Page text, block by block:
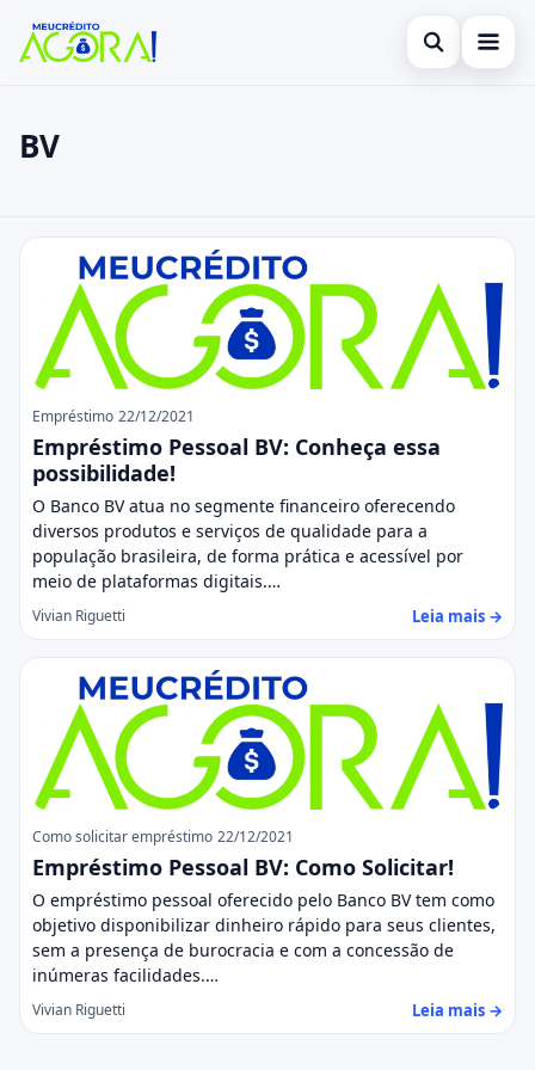
Abrir busca
Finanças
Legal
Pressione Enter para buscar ou ESC para fechar.
BV
BV
Empréstimo 22/12/2021
Empréstimo Pessoal BV: Conheça essa
possibilidade!
O Banco BV atua no segmente financeiro oferecendo
diversos produtos e serviços de qualidade para a
população brasileira, de forma prática e acessível por
meio de plataformas digitais.…
Vivian Riguetti Leia mais →
Como solicitar empréstimo 22/12/2021
Empréstimo Pessoal BV: Como Solicitar!
O empréstimo pessoal oferecido pelo Banco BV tem como
objetivo disponibilizar dinheiro rápido para seus clientes,
sem a presença de burocracia e com a concessão de
inúmeras facilidades.…
Vivian Riguetti Leia mais →